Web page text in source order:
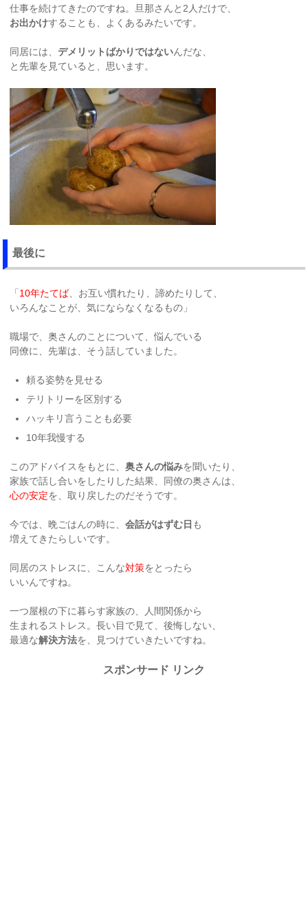
仕事を続けてきたのですね。旦那さんと2人だけで、
お出かけすることも、よくあるみたいです。
同居には、デメリットばかりではないんだな、
と先輩を見ていると、思います。
最後に
「10年たてば、お互い慣れたり、諦めたりして、
いろんなことが、気にならなくなるもの」
職場で、奥さんのことについて、悩んでいる
同僚に、先輩は、そう話していました。
頼る姿勢を見せる
テリトリーを区別する
ハッキリ言うことも必要
10年我慢する
このアドバイスをもとに、奥さんの悩みを聞いたり、
家族で話し合いをしたりした結果、同僚の奥さんは、
心の安定を、取り戻したのだそうです。
今では、晩ごはんの時に、会話がはずむ日 も
増えてきたらしいです。
同居のストレスに、こんな対策をとったら
いいんですね。
一つ屋根の下に暮らす家族の、人間関係から
生まれるストレス。長い目で見て、後悔しない、
最適な解決方法を、見つけていきたいですね。
スポンサード リンク